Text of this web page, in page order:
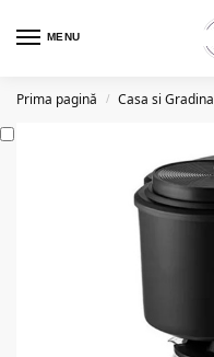
MENU
Prima pagină / Casa si Gradina